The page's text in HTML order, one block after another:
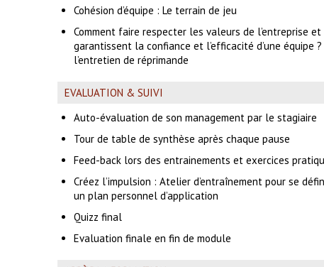
Cohésion d’équipe : Le terrain de jeu
Comment faire respecter les valeurs de l’entreprise
garantissent la confiance et l’efficacité d’une équipe
l’entretien de réprimande
EVALUATION & SUIVI
Auto-évaluation de son management par le stagiaire
Tour de table de synthèse après chaque pause
Feed-back lors des entrainements et exercices
Créez l’impulsion : Atelier d’entraînement pour se
un plan personnel d’application
Quizz final
Evaluation finale en fin de module